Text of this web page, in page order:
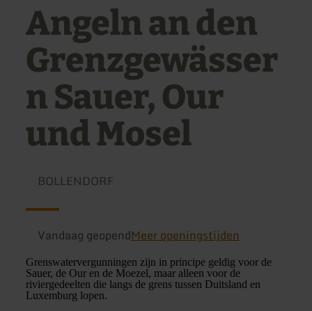
Angeln an den
Grenzgewässer
n Sauer, Our
und Mosel
BOLLENDORF
Vandaag geopendMeer openingstijden
Grenswatervergunningen zijn in principe geldig voor de
Sauer, de Our en de Moezel, maar alleen voor de
riviergedeelten die langs de grens tussen Duitsland en
Luxemburg lopen.